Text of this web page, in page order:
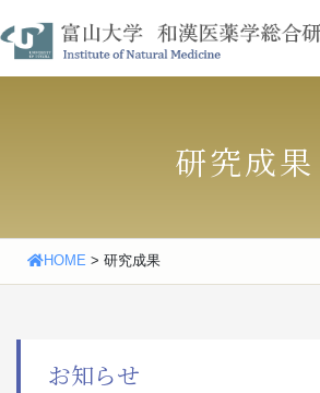
to
content
せ ｜ English
研究成果
HOME > 研究成果
お知らせ